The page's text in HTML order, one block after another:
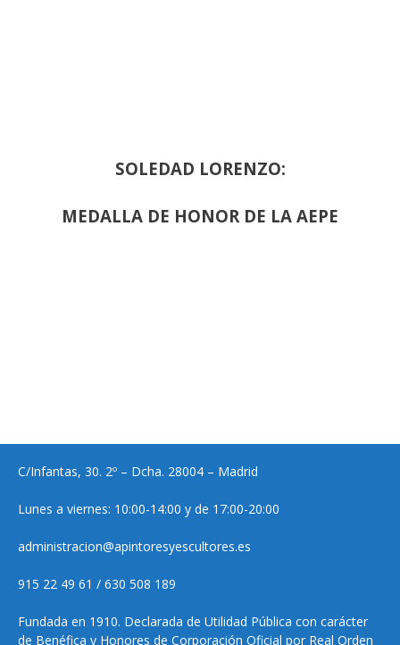
SOLEDAD LORENZO:
MEDALLA DE HONOR DE LA AEPE
C/Infantas, 30. 2º – Dcha. 28004 – Madrid
Lunes a viernes: 10:00-14:00 y de 17:00-20:00
administracion@apintoresyescultores.es
915 22 49 61 / 630 508 189
Fundada en 1910. Declarada de Utilidad Pública con carácter
de Benéfica y Honores de Corporación Oficial por Real Orden